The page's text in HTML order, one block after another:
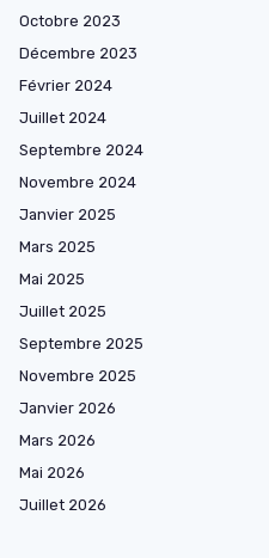
Octobre 2023
Décembre 2023
Février 2024
Juillet 2024
Septembre 2024
Novembre 2024
Janvier 2025
Mars 2025
Mai 2025
Juillet 2025
Septembre 2025
Novembre 2025
Janvier 2026
Mars 2026
Mai 2026
Juillet 2026